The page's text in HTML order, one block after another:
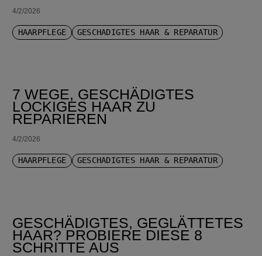
4/2/2026
HAARPFLEGE GESCHÄDIGTES HAAR & REPARATUR
7 WEGE, GESCHÄDIGTES
LOCKIGES HAAR ZU
REPARIEREN
4/2/2026
HAARPFLEGE GESCHÄDIGTES HAAR & REPARATUR
GESCHÄDIGTES, GEGLÄTTETES
HAAR? PROBIERE DIESE 8
SCHRITTE AUS